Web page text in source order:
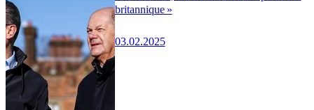
britannique »
03.02.2025